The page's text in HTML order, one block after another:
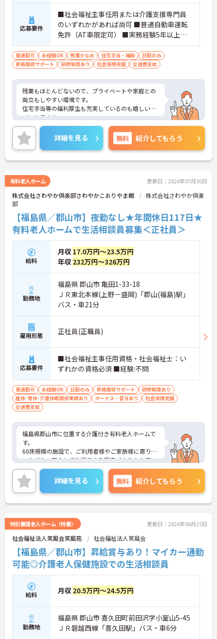
応募要件
■社会福祉主事任用または介護支援専門員
のいずれかがあれば尚可 ■普通自動車運転
免許（AT車限定可） ■実務経験5年以上の
介護福祉士有資格者も応募可 ※未経験相談
可、経験があれば尚可
車通勤可 未経験OK 残業少なめ 住宅手当・補助
日勤のみ
資格取得サポート
研修制度あり 社会保険完備 交通費支給
残業もほとんどないので、プライベートや家庭との
両立もしやすい環境です。
住宅手当等の福利厚生も充実しているのも嬉しいポ
イントです！
ご興味ある方には、面接対策ポイントなど、さらに
詳細をお話しいたしますのでお気軽にご相談くださ
い！
詳細を見る 無料 紹介してもらう
有料老人ホーム 更新日：2026年07月30日
株式会社さわやか倶楽部さわやかこおりやま館
株式会社さわやか倶楽
部
【福島県／郡山市】夜勤なし★年間休日117日★
有料老人ホームで生活相談員募集＜正社員＞
給料
月収 17.0万円～23.5万円
年収 232万円～326万円
勤務地
福島県 郡山市 亀田1-33-18
ＪＲ東北本線(上野－盛岡)「郡山(福島)駅」
バス・車21分
雇用形態 正社員(正職員)
応募要件
■社会福祉主事任用資格・社会福祉士：い
ずれかの資格必須 ■経験:不問
車通勤可 未経験OK 日勤のみ 資格取得サポート
研修制度あり
産休･育休･介護休暇取得実績あり
ボーナス・賞与あり
社会保険完備
交通費支給
福島県郡山市に位置する介護付き有料老人ホームで
す。
60床規模の施設で、ご利用者様やご家族様に寄り添
いながら、安心して生活できる環境づくりを大切に
しています。生活相談員として、施設とご家族、関
係機関をつなぐ架け橋のような役割を担えるため、
大きなやりがいを感じられるお仕事です。資格をお
持ちであれば実務経験は問われず、これから相談員
としてキャリアを築きたい方にもおすすめです。年
日勤のみの勤務なので、ワークライフバランスを大
切にしながら長く働きやすい環境です。
詳細を見る 無料 紹介してもらう
特別養護老人ホーム（特養） 更新日：2026年06月25日
社会福祉法人笑風会笑風苑 社会福祉法人笑風会
【福島県／郡山市】昇給賞与あり！マイカー通勤
可能◎介護老人保健施設での生活相談員
給料 月収 20.5万円～24.5万円
勤務地
福島県 郡山市 喜久田町前田沢字小室山5-45
ＪＲ磐越西線「喜久田駅」バス・車6分